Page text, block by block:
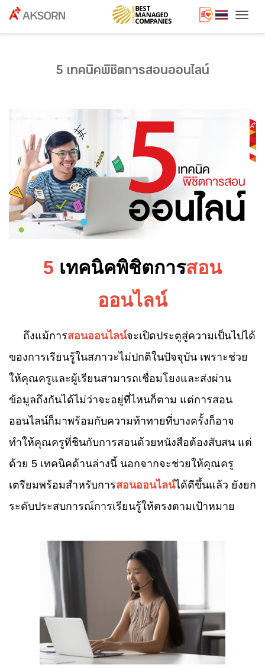
5 เทคนิคพิชิตการสอนออนไลน์
5 เทคนิคพิชิตการสอน
ออนไลน์
ถึงแม้การสอนออนไลน์จะเปิดประตูสู่ความเป็นไปได้
ของการเรียนรู้ในสภาวะไม่ปกติในปัจจุบัน เพราะช่วย
ให้คุณครูและผู้เรียนสามารถเชื่อมโยงและส่งผ่าน
ข้อมูลถึงกันได้ไม่ว่าจะอยู่ที่ไหนก็ตาม แต่การสอน
ออนไลน์ก็มาพร้อมกับความท้าทายที่บางครั้งก็อาจ
ทำให้คุณครูที่ชินกับการสอนด้วยหนังสือต้องสับสน แต่
ด้วย 5 เทคนิคด้านล่างนี้ นอกจากจะช่วยให้คุณครู
เตรียมพร้อมสำหรับการสอนออนไลน์ได้ดีขึ้นแล้ว ยังยก
ระดับประสบการณ์การเรียนรู้ให้ตรงตามเป้าหมาย